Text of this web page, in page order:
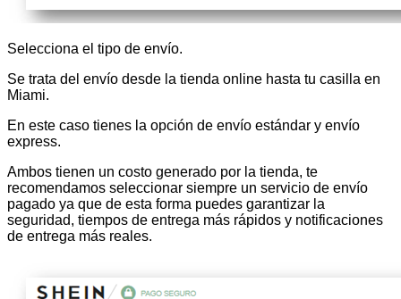
Selecciona el tipo de envío.
Se trata del envío desde la tienda online hasta tu casilla en
Miami.
En este caso tienes la opción de envío estándar y envío
express.
Ambos tienen un costo generado por la tienda, te
recomendamos seleccionar siempre un servicio de envío
pagado ya que de esta forma puedes garantizar la
seguridad, tiempos de entrega más rápidos y notificaciones
de entrega más reales.